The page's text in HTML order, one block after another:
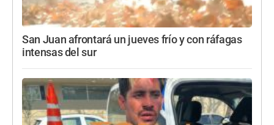
San Juan afrontará un jueves frío y con ráfagas
intensas del sur